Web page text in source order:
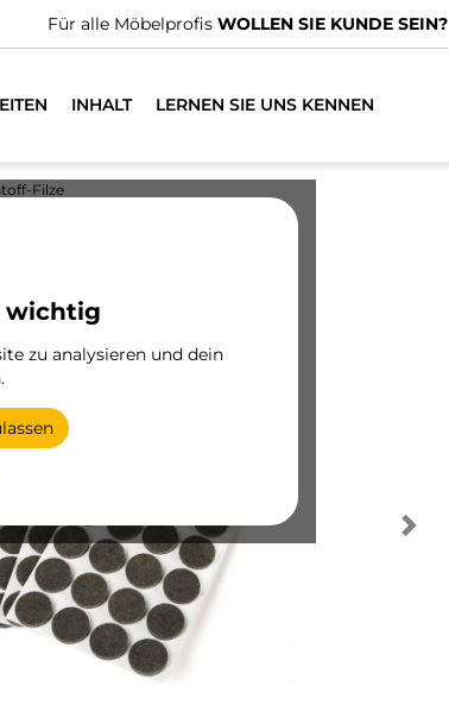
Für alle Möbelprofis WOLLEN SIE KUNDE SEIN?
INHALT LERNEN SIE UNS KENNEN
wichtig
zu analysieren und dein
Filze